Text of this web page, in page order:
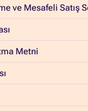
ve Mesafeli Satış
Metni